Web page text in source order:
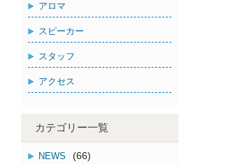
アロマ
スピーカー
スタッフ
アクセス
カテゴリー一覧
NEWS (66)